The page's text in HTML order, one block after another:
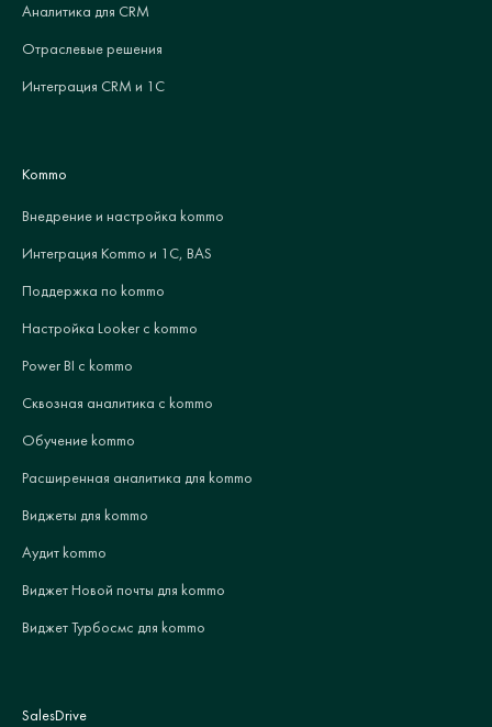
Аналитика для CRM
Отраслевые решения
Интеграция CRM и 1С
Kommo
Внедрение и настройка kommo
Интеграция Kommo и 1С, BAS
Поддержка по kommo
Настройка Looker с kommo
Power BI с kommo
Сквозная аналитика с kommo
Обучение kommo
Расширенная аналитика для kommo
Виджеты для kommo
Аудит kommo
Виджет Новой почты для kommo
Виджет Турбосмс для kommo
SalesDrive